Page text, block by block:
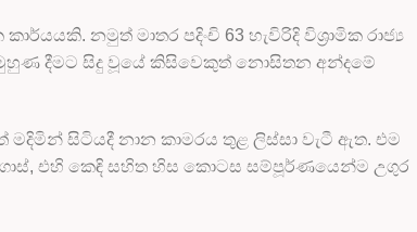
නමුත් මාතර පදිංචි 63 හැවිරිදි විශ්‍රාමික රාජ්‍ය
මුහුණ දීමට සිදු වූයේ කිසිවෙකුත් නොසිතන අන්දමේ
මදිමින් සිටියදී නාන කාමරය තුළ ලිස්සා වැටී ඇත. එම
එහි කෙඳි සහිත හිස කොටස සම්පූර්ණයෙන්ම උගුර